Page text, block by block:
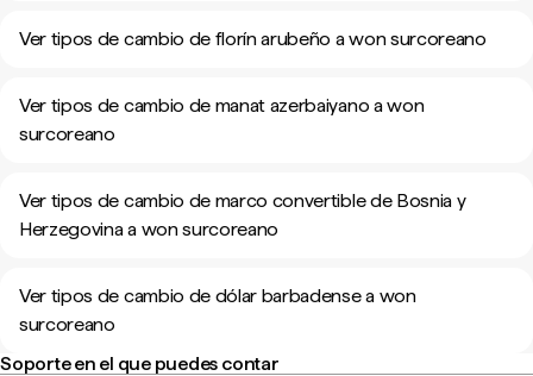
Ver tipos de cambio de florín arubeño a won surcoreano
Ver tipos de cambio de manat azerbaiyano a won
surcoreano
Ver tipos de cambio de marco convertible de Bosnia y
Herzegovina a won surcoreano
Ver tipos de cambio de dólar barbadense a won
surcoreano
Soporte en el que puedes contar